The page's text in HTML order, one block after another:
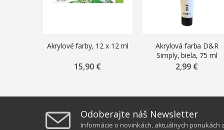
Akrylové farby, 12 x 12 ml
15,90 €
Akrylová farba D&R
Simply, biela, 75 ml
2,99 €
Odoberajte náš Newsletter
Informácie o novinkách, aktuálnych ponukách